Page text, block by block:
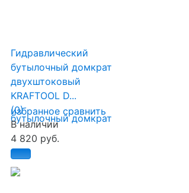
избранное сравнить
Гидравлический
бутылочный домкрат
двухштоковый
KRAFTOOL D...
(0)
В наличии
4 820 руб.